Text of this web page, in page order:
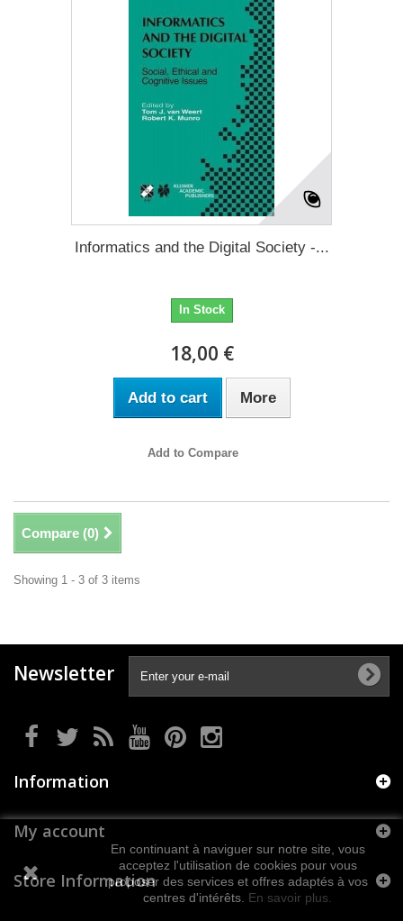
Informatics and the Digital Society -...
In Stock
18,00 €
Add to cart More
Add to Compare
Compare (0)
Showing 1 - 3 of 3 items
Newsletter
Information
My account
Store Information
En continuant à naviguer sur notre site, vous
acceptez l'utilisation de cookies pour vous
proposer des services et offres adaptés à vos
centres d'intérêts. En savoir plus.